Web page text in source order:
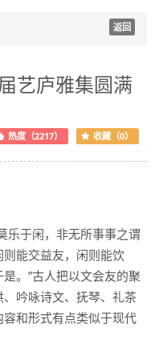
返回
艺庐雅集圆满
热度（2217） 收藏（0）
乐于闲，非无所事事之谓
能交益友，闲则能饮
。”古人把以文会友的聚
吟咏诗文、抚琴、礼茶
和形式有点类似于现代